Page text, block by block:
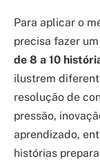
Para aplicar o
precisa fazer
de 8 a 10
ilustrem
resolução de
pressão,
aprendizado,
histórias